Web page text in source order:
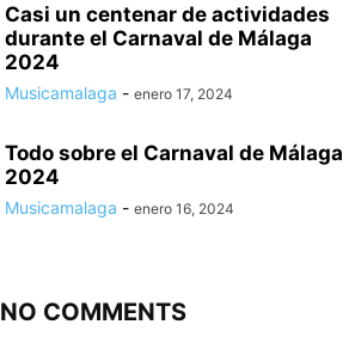
Casi un centenar de actividades
durante el Carnaval de Málaga
2024
Musicamalaga - enero 17, 2024
Todo sobre el Carnaval de Málaga
2024
Musicamalaga - enero 16, 2024
NO COMMENTS